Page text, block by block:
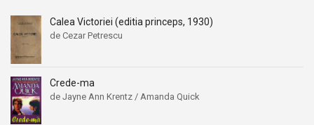
Calea Victoriei (editia princeps, 1930)
de Cezar Petrescu
Crede-ma
de Jayne Ann Krentz / Amanda Quick